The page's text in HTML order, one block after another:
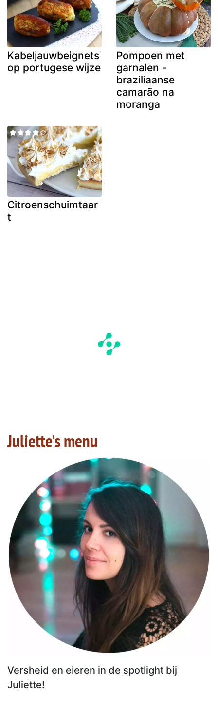
Kabeljauwbeignets
op portugese wijze
Pompoen met
garnalen -
braziliaanse
camarão na
moranga
Citroenschuimtaar
t
Juliette's menu
Versheid en eieren in de spotlight bij
Juliette!